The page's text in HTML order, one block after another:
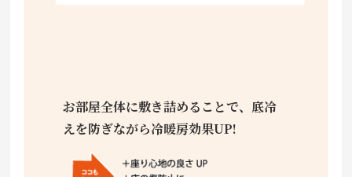
お部屋全体に敷き詰めることで、底冷
えを防ぎながら冷暖房効果UP!